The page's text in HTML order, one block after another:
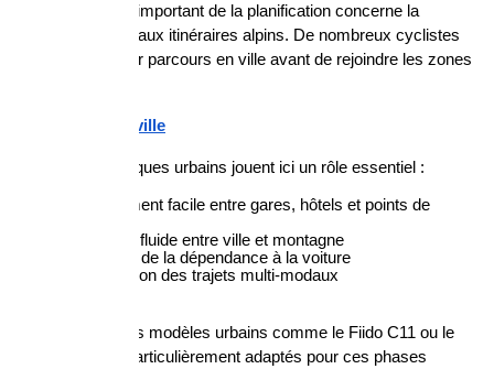
Un autre aspect important de la planification concerne la
mobilité d’accès aux itinéraires alpins. De nombreux cyclistes
commencent leur parcours en ville avant de rejoindre les zones
vélo electrique ville
Les vélos électriques urbains jouent ici un rôle essentiel :
déplacement facile entre gares, hôtels et points de
transition fluide entre ville et montagne
réduction de la dépendance à la voiture
optimisation des trajets multi-modaux
Par exemple, des modèles urbains comme le Fiido C11 ou le
Fiido C21 sont particulièrement adaptés pour ces phases